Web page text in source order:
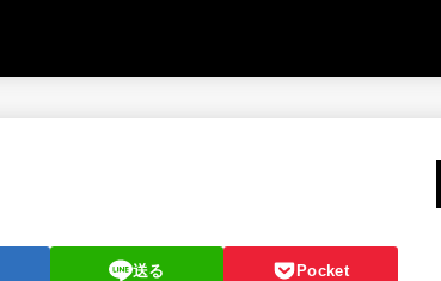
送る Pocket